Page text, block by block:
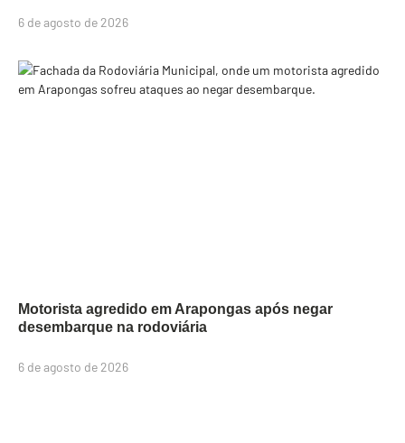
6 de agosto de 2026
Motorista agredido em Arapongas após negar
desembarque na rodoviária
6 de agosto de 2026